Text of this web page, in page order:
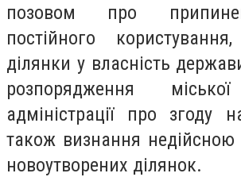
позовом про
постійного
ділянки у власність
розпорядження
адміністрації про згоду
також визнання недійсною
новоутворених ділянок.